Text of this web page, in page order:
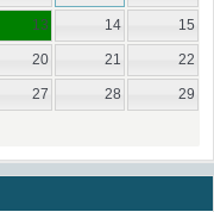
13 14 15
20 21 22
27 28 29